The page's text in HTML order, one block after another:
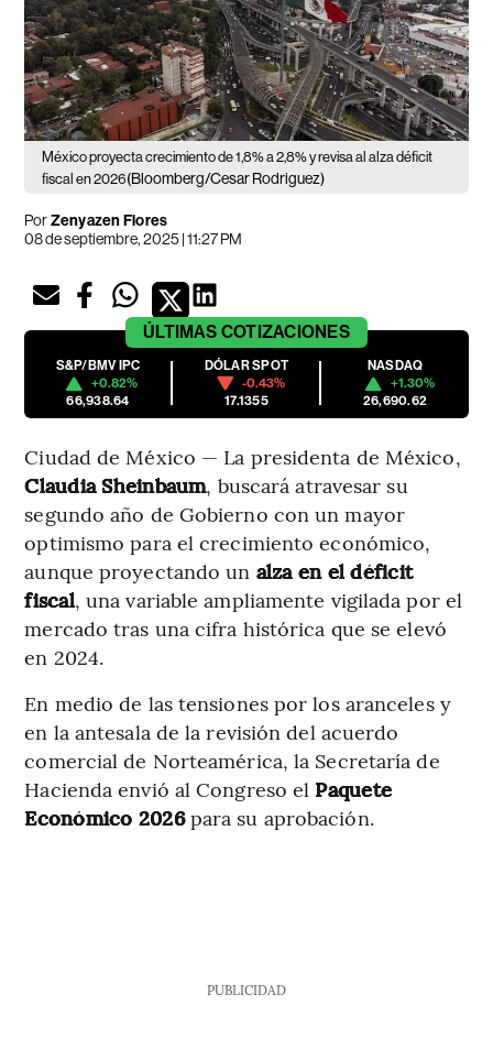
México proyecta crecimiento de 1,8% a 2,8% y revisa al alza déficit
fiscal en 2026(Bloomberg/Cesar Rodriguez)
PorZenyazen Flores
08 de septiembre, 2025 | 11:27 PM
ÚLTIMAS COTIZACIONES
S&P/BMV IPC
+0.82%
66,938.64
DÓLAR SPOT
-0.43%
17.1355
NASDAQ
+1.30%
26,690.62
Ciudad de México — La presidenta de México,
Claudia Sheinbaum, buscará atravesar su
segundo año de Gobierno con un mayor
optimismo para el crecimiento económico,
aunque proyectando un alza en el déficit
fiscal, una variable ampliamente vigilada por el
mercado tras una cifra histórica que se elevó
en 2024.
En medio de las tensiones por los aranceles y
en la antesala de la revisión del acuerdo
comercial de Norteamérica, la Secretaría de
Hacienda envió al Congreso el Paquete
Económico 2026para su aprobación.
PUBLICIDAD